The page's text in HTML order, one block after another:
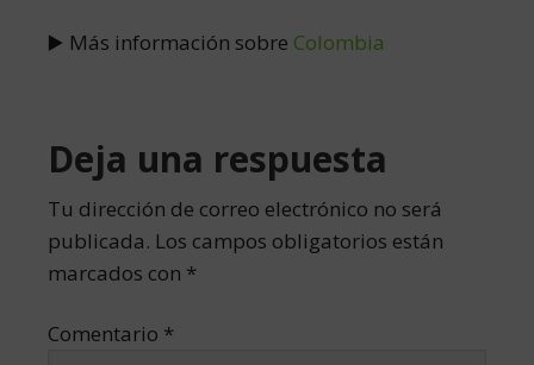
▶️ Más información sobre Colombia
Interacciones
con
los
lectores
Deja una respuesta
Tu dirección de correo electrónico no será
publicada. Los campos obligatorios están
marcados con *
Comentario *